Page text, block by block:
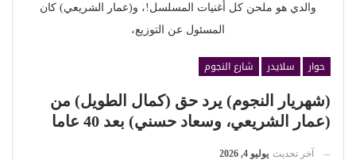
والدي هو ملحن كل أغنيات المسلسل!، و(عمار الشريعي) كان
المسئول عن التوزيع،
حوار سلايدر
شارع النجوم
(شهريار النجوم) يرد حق (كمال الطويل) من
(عمار الشريعي، وسعاد حسني) بعد 40 عاما
آخر تحديث يوليو 4, 2026